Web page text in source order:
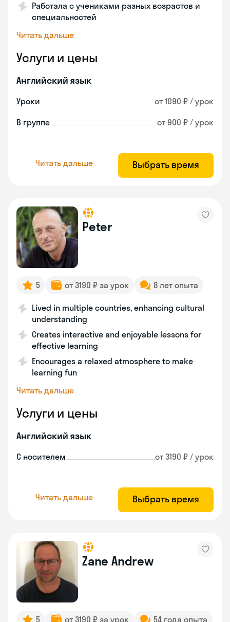
Работала с учениками разных возрастов и
специальностей
Читать дальше
Услуги и цены
Английский язык
Уроки от 1090 ₽ / урок
В группе от 900 ₽ / урок
Читать дальше Выбрать время
Peter
5 от 3190 ₽ за урок 8 лет опыта
Lived in multiple countries, enhancing cultural
understanding
Creates interactive and enjoyable lessons for
effective learning
Encourages a relaxed atmosphere to make
learning fun
Читать дальше
Услуги и цены
Английский язык
С носителем от 3190 ₽ / урок
Читать дальше Выбрать время
Zane Andrew
5 от 3190 ₽ за урок 54 года опыта